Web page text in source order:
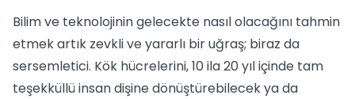
Bilim ve teknolojinin gelecekte nasıl olacağını tahmin
etmek artık zevkli ve yararlı bir uğraş; biraz da
sersemletici. Kök hücrelerini, 10 ila 20 yıl içinde tam
teşekküllü insan dişine dönüştürebilecek ya da